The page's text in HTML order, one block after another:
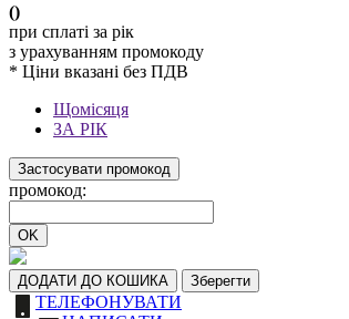
()
при сплаті за рік
з урахуванням промокоду
* Ціни вказані без ПДВ
Щомісяця
ЗА РІК
Застосувати промокод
промокод:
OK
ДОДАТИ ДО КОШИКА Зберегти
ТЕЛЕФОНУВАТИ